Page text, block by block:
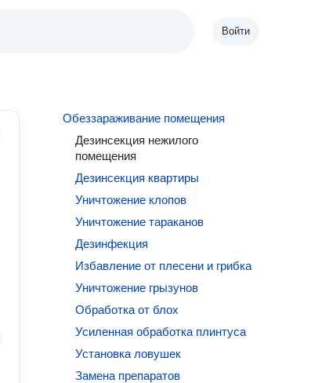
Войти
Обеззараживание помещения
Дезинсекция нежилого
помещения
Дезинсекция квартиры
Уничтожение клопов
Уничтожение тараканов
Дезинфекция
Избавление от плесени и грибка
Уничтожение грызунов
Обработка от блох
Усиленная обработка плинтуса
Установка ловушек
Замена препаратов